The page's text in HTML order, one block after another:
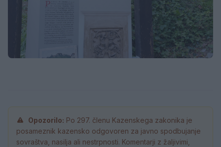
Opozorilo: Po 297. členu Kazenskega zakonika je
posameznik kazensko odgovoren za javno spodbujanje
sovraštva, nasilja ali nestrpnosti. Komentarji z žaljivimi,